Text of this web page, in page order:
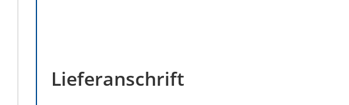
Lieferanschrift